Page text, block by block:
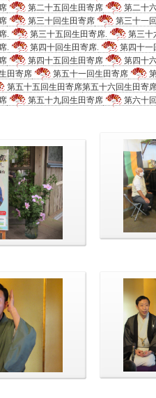
第二十五回生田寄席
第二十
第三十回生田寄席
第三十一
.
第三十五回生田寄席.
第三十
.
第四十回生田寄席.
第四十一
第四十五回生田寄席
第四十
田寄席 第五十一回生田寄席
第五十五回生田寄席第五十六回生田寄
第五十九回生田寄席 第六十